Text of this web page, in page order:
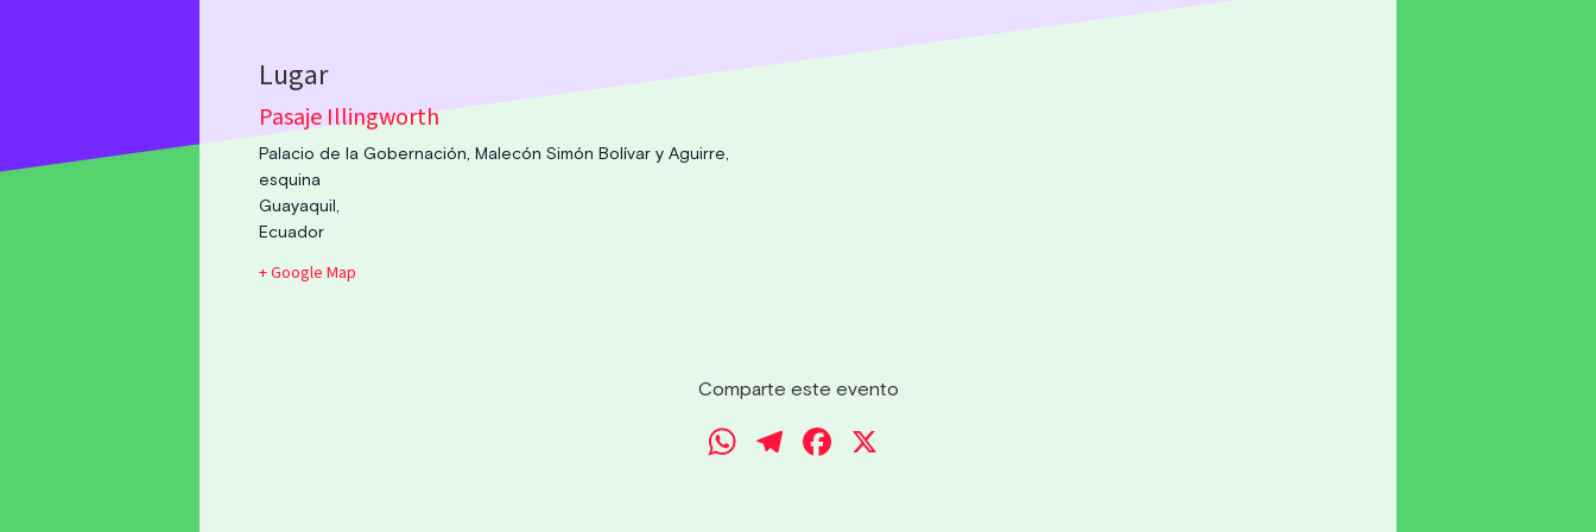
Pasaje Illingworth
Palacio de la Gobernación, Malecón Simón Bolívar y Aguirre,
esquina
Guayaquil
Ecuador
+ Google Map
Comparte este evento
WhatsApp
Telegram
Facebook